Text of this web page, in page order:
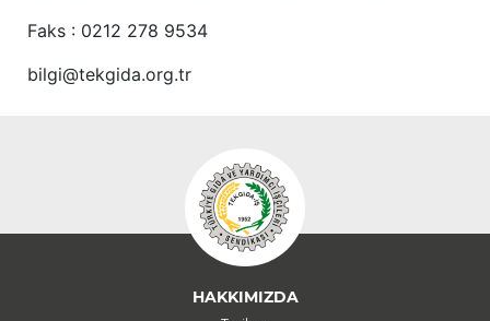
Faks : 0212 278 9534
bilgi@tekgida.org.tr
HAKKIMIZDA